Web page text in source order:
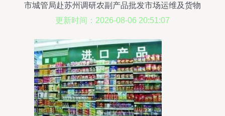
市城管局赴苏州调研农副产品批发市场运维及货物
运输代理经验
更新时间：2026-08-06 20:51:07